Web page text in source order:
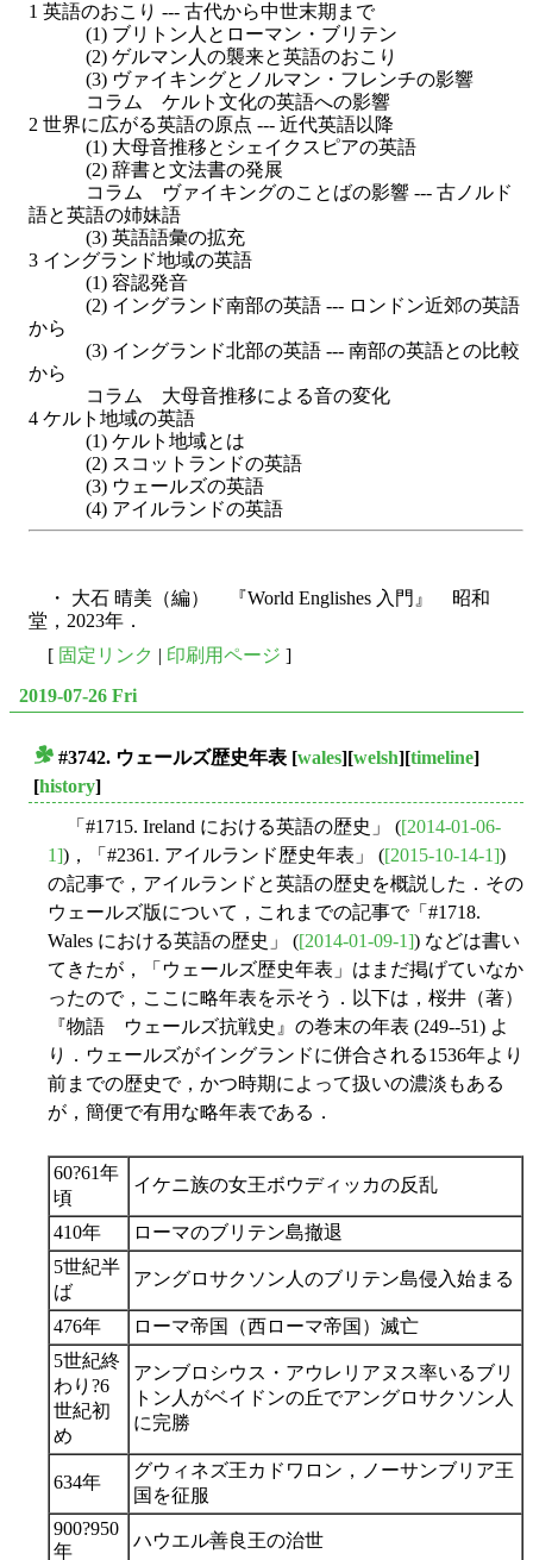
1 英語のおこり --- 古代から中世末期まで
(1) ブリトン人とローマン・ブリテン
(2) ゲルマン人の襲来と英語のおこり
(3) ヴァイキングとノルマン・フレンチの影響
コラム ケルト文化の英語への影響
2 世界に広がる英語の原点 --- 近代英語以降
(1) 大母音推移とシェイクスピアの英語
(2) 辞書と文法書の発展
コラム ヴァイキングのことばの影響 --- 古ノルド
語と英語の姉妹語
(3) 英語語彙の拡充
3 イングランド地域の英語
(1) 容認発音
(2) イングランド南部の英語 --- ロンドン近郊の英語
から
(3) イングランド北部の英語 --- 南部の英語との比較
から
コラム 大母音推移による音の変化
4 ケルト地域の英語
(1) ケルト地域とは
(2) スコットランドの英語
(3) ウェールズの英語
(4) アイルランドの英語
・ 大石 晴美（編） 『World Englishes 入門』 昭和
堂，2023年．
[ 固定リンク | 印刷用ページ ]
2019-07-26 Fri
#3742. ウェールズ歴史年表 [wales][welsh][timeline]
[history]
「#1715. Ireland における英語の歴史」 ([2014-01-06-
1])，「#2361. アイルランド歴史年表」 ([2015-10-14-1])
の記事で，アイルランドと英語の歴史を概説した．その
ウェールズ版について，これまでの記事で「#1718.
Wales における英語の歴史」 ([2014-01-09-1]) などは書い
てきたが，「ウェールズ歴史年表」はまだ掲げていなか
ったので，ここに略年表を示そう．以下は，桜井（著）
『物語 ウェールズ抗戦史』の巻末の年表 (249--51) よ
り．ウェールズがイングランドに併合される1536年より
前までの歴史で，かつ時期によって扱いの濃淡もある
が，簡便で有用な略年表である．
60?61年
頃
イケニ族の女王ボウディッカの反乱
410年
ローマのブリテン島撤退
5世紀半
ば
アングロサクソン人のブリテン島侵入始まる
476年
ローマ帝国（西ローマ帝国）滅亡
5世紀終
わり?6
世紀初
め
アンブロシウス・アウレリアヌス率いるブリ
トン人がベイドンの丘でアングロサクソン人
に完勝
634年
グウィネズ王カドワロン，ノーサンブリア王
国を征服
900?950
年
ハウエル善良王の治世